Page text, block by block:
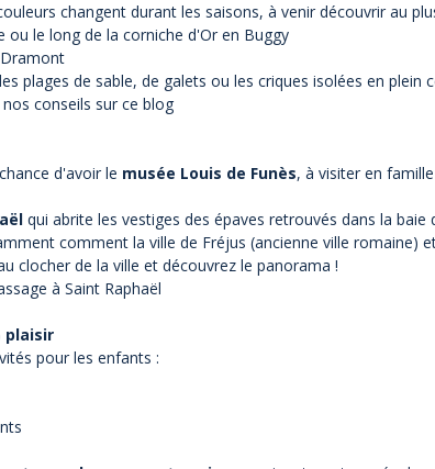
changent durant les saisons, à venir découvrir au
ou le long de la corniche d'Or en Buggy
plages de sable, de galets ou les criques isolées en plein
conseils sur ce blog
d'avoir le musée Louis de Funès, à visiter en
qui abrite les vestiges des épaves retrouvés dans la
comment la ville de Fréjus (ancienne ville romaine)
clocher de la ville et découvrez le panorama !
à Saint Raphaël
plaisir
pour les enfants :